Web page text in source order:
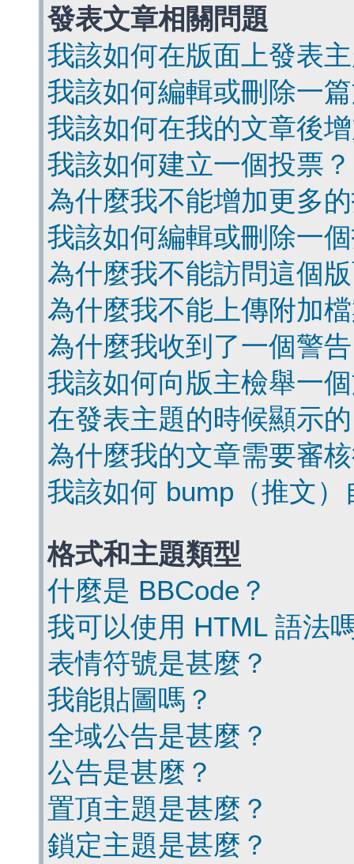
發表文章相關問題
我該如何在版面上發表
我該如何編輯或刪除一
我該如何在我的文章後
我該如何建立一個投票？
為什麼我不能增加更多
我該如何編輯或刪除一
為什麼我不能訪問這個
為什麼我不能上傳附加
為什麼我收到了一個警
我該如何向版主檢舉一
在發表主題的時候顯示
為什麼我的文章需要審
我該如何 bump（推文
格式和主題類型
什麼是 BBCode？
我可以使用 HTML 語法
表情符號是甚麼？
我能貼圖嗎？
全域公告是甚麼？
公告是甚麼？
置頂主題是甚麼？
鎖定主題是甚麼？